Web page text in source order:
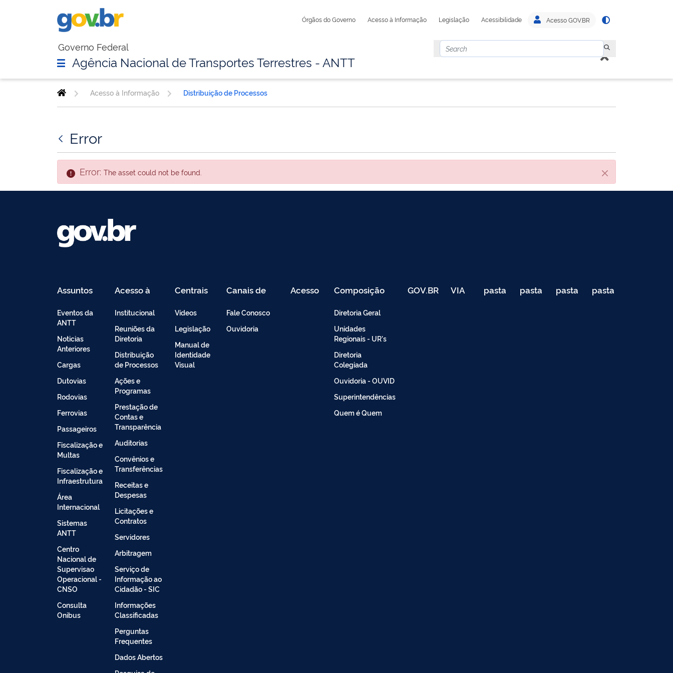
Órgãos do Governo Acesso à Informação Legislação Acessibilidade Acesso GOV.BR
Governo Federal
Agência Nacional de Transportes Terrestres - ANTT
Acesso à Informação Distribuição de Processos
Error
Close
Error: The asset could not be found.
Assuntos
Eventos da
ANTT
Noticias
Anteriores
Cargas
Dutovias
Rodovias
Ferrovias
Passageiros
Fiscalização e
Multas
Fiscalização e
Infraestrutura
Área
Internacional
Sistemas
ANTT
Centro
Nacional de
Supervisao
Operacional -
CNSO
Consulta
Onibus
Acesso à
Institucional
Reuniões da
Diretoria
Distribuição
de Processos
Ações e
Programas
Prestação de
Contas e
Transparência
Auditorias
Convênios e
Transferências
Receitas e
Despesas
Licitações e
Contratos
Servidores
Arbitragem
Serviço de
Informação ao
Cidadão - SIC
Informações
Classificadas
Perguntas
Frequentes
Dados Abertos
Centrais
Vídeos
Legislação
Manual de
Identidade
Visual
Canais de
Fale Conosco
Ouvidoria
Acesso Composição
Diretoria Geral
Unidades
Regionais - UR's
Diretoria
Colegiada
Ouvidoria - OUVID
Superintendências
Quem é Quem
GOV.BR VIA pasta
de
pasta
de
pasta
de
pasta
de